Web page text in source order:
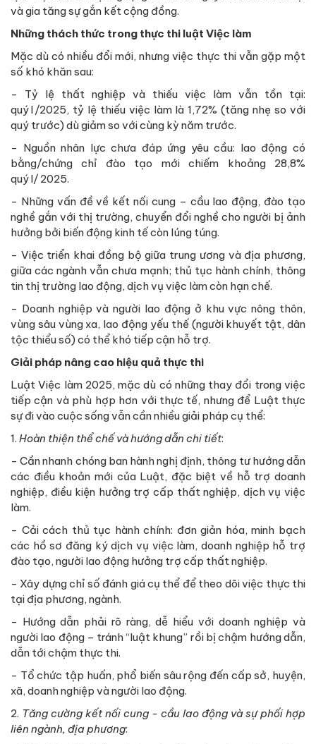
và gia tăng sự gắn kết cộng đồng.
Những thách thức trong thực thi luật Việc làm
Mặc dù có nhiều đổi mới, nhưng việc thực thi vẫn gặp một
số khó khăn sau:
- Tỷ lệ thất nghiệp và thiếu việc làm vẫn tồn tại:
quý I /2025, tỷ lệ thiếu việc làm là 1,72% (tăng nhẹ so với
quý trước) dù giảm so với cùng kỳ năm trước.
- Nguồn nhân lực chưa đáp ứng yêu cầu: lao động có
bằng/chứng chỉ đào tạo mới chiếm khoảng 28,8%
quý I/ 2025.
- Những vấn đề về kết nối cung – cầu lao động, đào tạo
nghề gắn với thị trường, chuyển đổi nghề cho người bị ảnh
hưởng bởi biến động kinh tế còn lúng túng.
- Việc triển khai đồng bộ giữa trung ương và địa phương,
giữa các ngành vẫn chưa mạnh; thủ tục hành chính, thông
tin thị trường lao động, dịch vụ việc làm còn hạn chế.
- Doanh nghiệp và người lao động ở khu vực nông thôn,
vùng sâu vùng xa, lao động yếu thế (người khuyết tật, dân
tộc thiểu số) có thể khó tiếp cận hỗ trợ.
Giải pháp nâng cao hiệu quả thực thi
Luật Việc làm 2025, mặc dù có những thay đổi trong việc
tiếp cận và phù hợp hơn với thực tế, nhưng để Luật thực
sự đi vào cuộc sống vẫn cần nhiều giải pháp cụ thể:
1. Hoàn thiện thể chế và hướng dẫn chi tiết:
- Cần nhanh chóng ban hành nghị định, thông tư hướng dẫn
các điều khoản mới của Luật, đặc biệt về hỗ trợ doanh
nghiệp, điều kiện hưởng trợ cấp thất nghiệp, dịch vụ việc
làm.
- Cải cách thủ tục hành chính: đơn giản hóa, minh bạch
các hồ sơ đăng ký dịch vụ việc làm, doanh nghiệp hỗ trợ
đào tạo, người lao động hưởng trợ cấp thất nghiệp.
- Xây dựng chỉ số đánh giá cụ thể để theo dõi việc thực thi
tại địa phương, ngành.
- Hướng dẫn phải rõ ràng, dễ hiểu với doanh nghiệp và
người lao động – tránh “luật khung” rồi bị chậm hướng dẫn,
dẫn tới chậm thực thi.
- Tổ chức tập huấn, phổ biến sâu rộng đến cấp sở, huyện,
xã, doanh nghiệp và người lao động.
2. Tăng cường kết nối cung - cầu lao động và sự phối hợp
liên ngành, địa phương: